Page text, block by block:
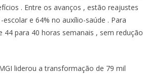
. Entre os avanços , estão reajustes
-escolar e 64% no auxílio-saúde . Para
44 para 40 horas semanais , sem redução
liderou atransformação de 79 mil